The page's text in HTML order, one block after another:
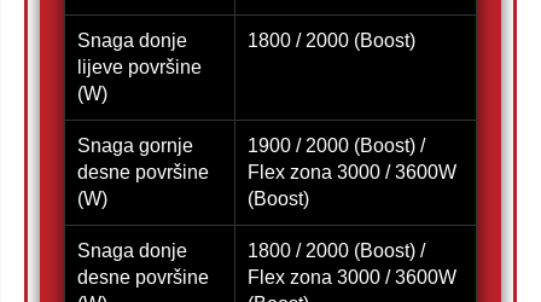
Snaga donje
lijeve površine
(W)
1800 / 2000 (Boost)
Snaga gornje
desne površine
(W)
1900 / 2000 (Boost) /
Flex zona 3000 / 3600W
(Boost)
Snaga donje
desne površine
1800 / 2000 (Boost) /
Flex zona 3000 / 3600W